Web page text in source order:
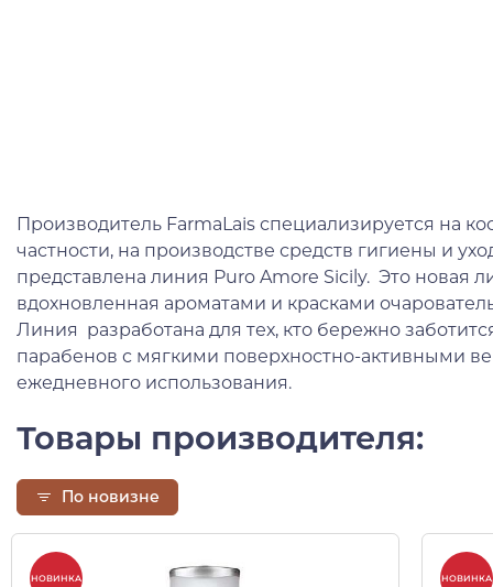
Производитель FarmaLais специализируется на
частности, на производстве средств гигиены и
представлена линия Puro Amore Sicily. Это новая
вдохновленная ароматами и красками
Линия разработана для тех, кто бережно
парабенов с мягкими поверхностно-активными
ежедневного использования.
Товары производителя:
По новизне
НОВИНКА НОВИНКА